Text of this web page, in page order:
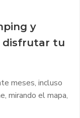
y
disfrutar tu
meses, incluso
mirando el mapa,